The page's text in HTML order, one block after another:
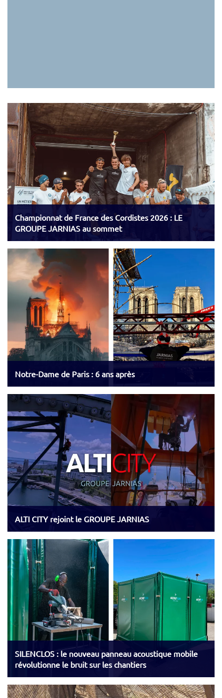
Championnat de France des Cordistes 2026 : LE
GROUPE JARNIAS au sommet
Notre-Dame de Paris : 6 ans après
ALTI CITY rejoint le GROUPE JARNIAS
SILENCLOS : le nouveau panneau acoustique mobile
révolutionne le bruit sur les chantiers